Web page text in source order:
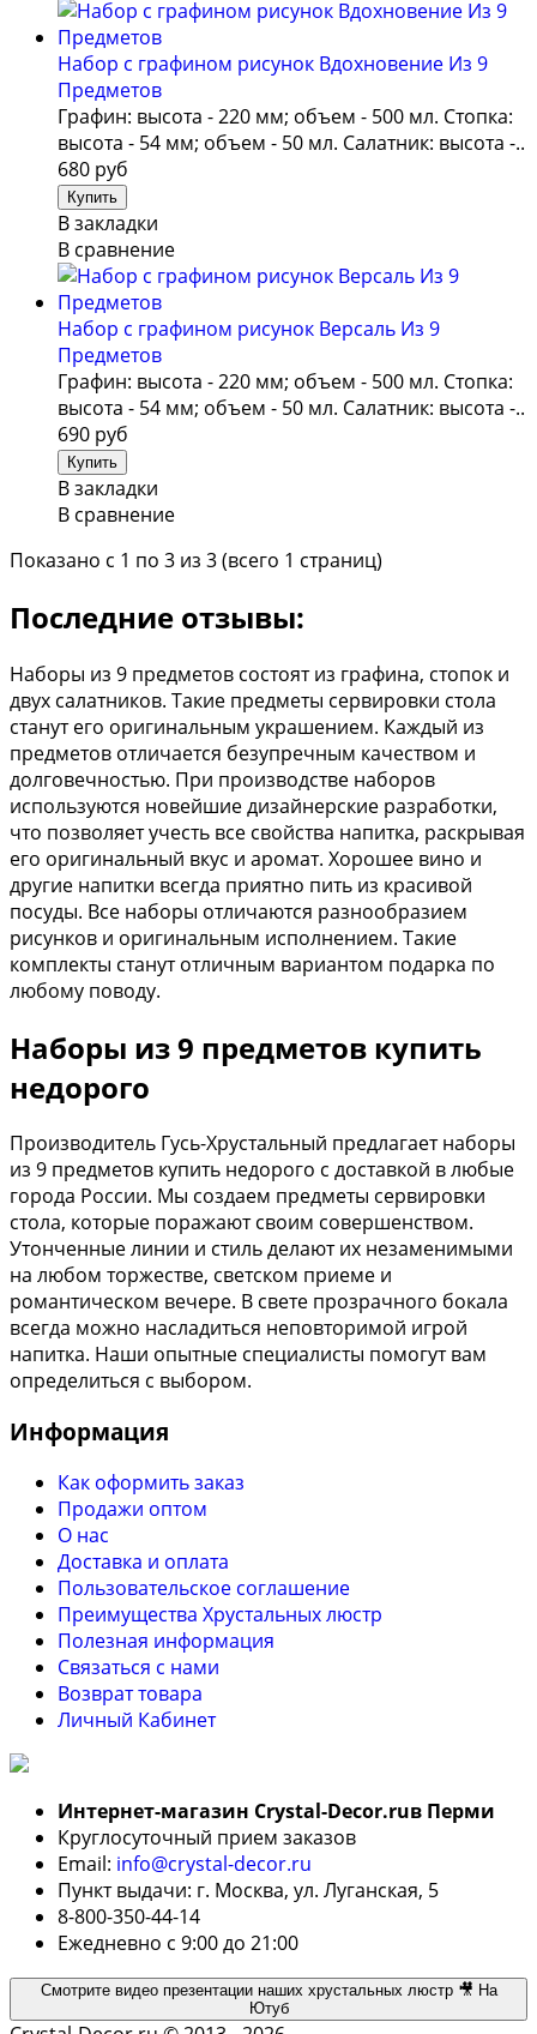
Набор с графином рисунок Вдохновение Из 9
Предметов
Графин: высота - 220 мм; объем - 500 мл. Стопка:
высота - 54 мм; объем - 50 мл. Салатник: высота -..
680 руб
В закладки
В сравнение
Набор с графином рисунок Версаль Из 9
Предметов
Графин: высота - 220 мм; объем - 500 мл. Стопка:
высота - 54 мм; объем - 50 мл. Салатник: высота -..
690 руб
В закладки
В сравнение
Показано с 1 по 3 из 3 (всего 1 страниц)
Последние отзывы:
Наборы из 9 предметов состоят из графина, стопок и
двух салатников. Такие предметы сервировки стола
станут его оригинальным украшением. Каждый из
предметов отличается безупречным качеством и
долговечностью. При производстве наборов
используются новейшие дизайнерские разработки,
что позволяет учесть все свойства напитка, раскрывая
его оригинальный вкус и аромат. Хорошее вино и
другие напитки всегда приятно пить из красивой
посуды. Все наборы отличаются разнообразием
рисунков и оригинальным исполнением. Такие
комплекты станут отличным вариантом подарка по
любому поводу.
Наборы из 9 предметов купить
недорого
Производитель Гусь-Хрустальный предлагает наборы
из 9 предметов купить недорого с доставкой в любые
города России. Мы создаем предметы сервировки
стола, которые поражают своим совершенством.
Утонченные линии и стиль делают их незаменимыми
на любом торжестве, светском приеме и
романтическом вечере. В свете прозрачного бокала
всегда можно насладиться неповторимой игрой
напитка. Наши опытные специалисты помогут вам
определиться с выбором.
Информация
Как оформить заказ
Продажи оптом
О нас
Доставка и оплата
Пользовательское соглашение
Преимущества Хрустальных люстр
Полезная информация
Связаться с нами
Возврат товара
Личный Кабинет
Интернет-магазин Crystal-Decor.ruв Перми
Круглосуточный прием заказов
Email: info@crystal-decor.ru
Пункт выдачи: г. Москва, ул. Луганская, 5
8-800-350-44-14
Ежедневно с 9:00 до 21:00
Смотрите видео презентации наших хрустальных люстр 🎥 На
Ютуб